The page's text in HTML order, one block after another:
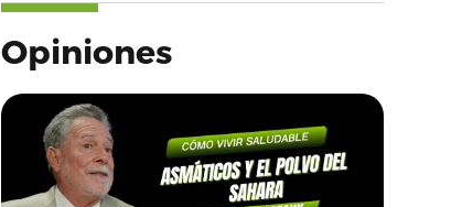
Opiniones